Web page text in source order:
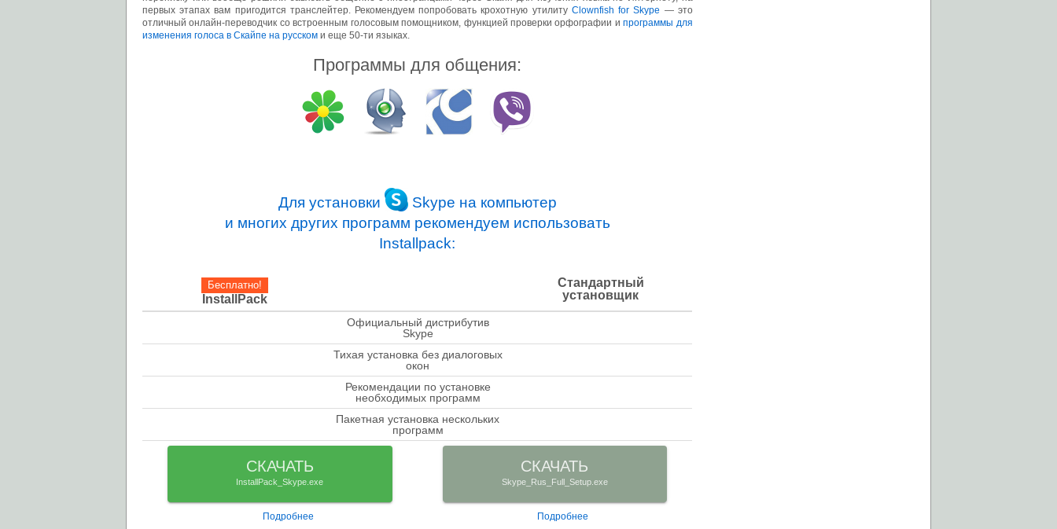
первых этапах вам пригодится транслейтер. Рекомендуем попробовать крохотную утилиту Clownfish for Skype — это
отличный онлайн-переводчик со встроенным голосовым помощником, функцией проверки орфографии ипрограммы для
изменения голоса в Скайпе на русском и еще 50-ти языках.
Программы для общения:
Для установки
Skype на компьютер
и многих других программ рекомендуем использовать
Installpack:
Бесплатно!
InstallPack
Стандартный
установщик
Официальный дистрибутив
Skype
Тихая установка без диалоговых
окон
Рекомендации по установке
необходимых программ
Пакетная установка нескольких
программ
СКАЧАТЬ
InstallPack_Skype.exe
Подробнее
СКАЧАТЬ
Skype_Rus_Full_Setup.exe
Подробнее